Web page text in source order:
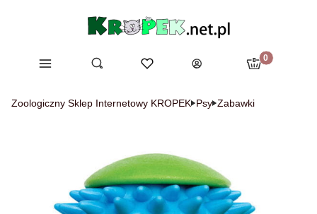
Menu Otwórz wyszukiwarkę
Szukaj Ulubione
Zaloguj się
Produkty w
Koszyk
Zoologiczny Sklep Internetowy KROPEK Psy Zabawki